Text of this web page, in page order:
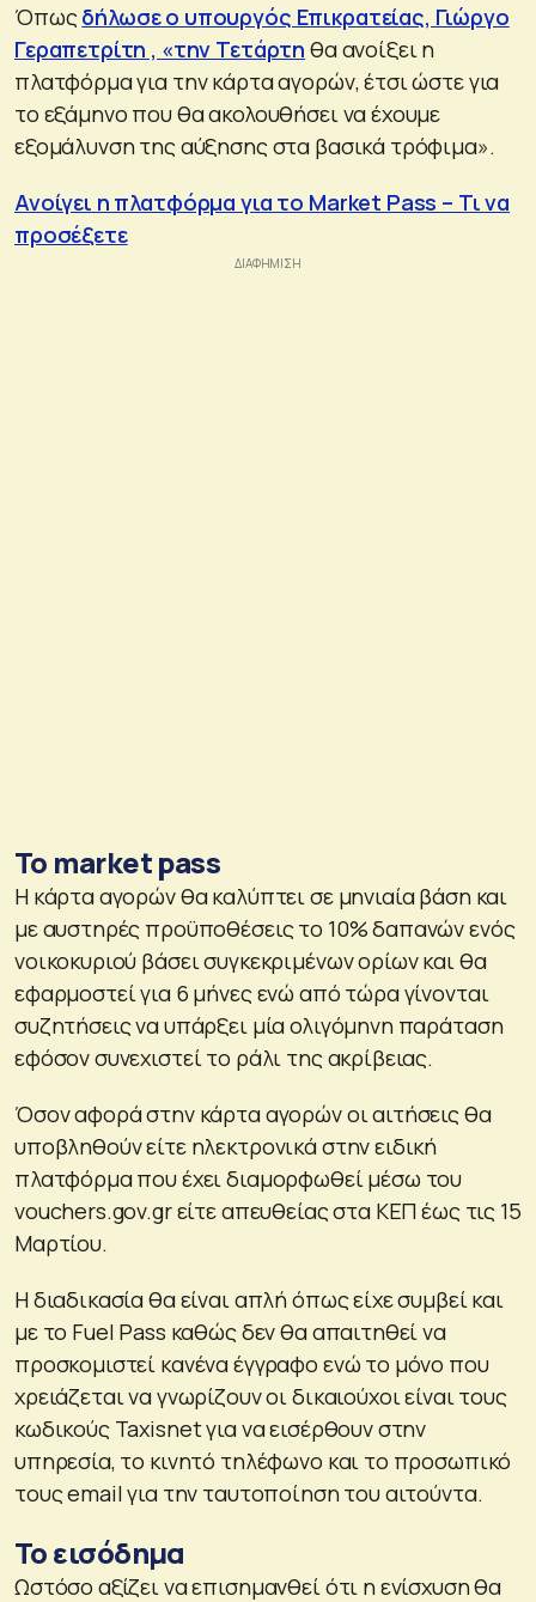
Όπωςδήλωσε ο υπουργός Επικρατείας, Γιώργο
Γεραπετρίτη , «την Τετάρτη θα ανοίξει η
πλατφόρμα για την κάρτα αγορών, έτσι ώστε για
το εξάμηνο που θα ακολουθήσει να έχουμε
εξομάλυνση της αύξησης στα βασικά τρόφιμα».
Ανοίγει η πλατφόρμα για το Market Pass – Τι να
προσέξετε
Το market pass
Η κάρτα αγορών θα καλύπτει σε μηνιαία βάση και
με αυστηρές προϋποθέσεις το 10% δαπανών ενός
νοικοκυριού βάσει συγκεκριμένων ορίων και θα
εφαρμοστεί για 6 μήνες ενώ από τώρα γίνονται
συζητήσεις να υπάρξει μία ολιγόμηνη παράταση
εφόσον συνεχιστεί το ράλι της ακρίβειας.
Όσον αφορά στην κάρτα αγορών οι αιτήσεις θα
υποβληθούν είτε ηλεκτρονικά στην ειδική
πλατφόρμα που έχει διαμορφωθεί μέσω του
vouchers.gov.gr είτε απευθείας στα ΚΕΠ έως τις 15
Μαρτίου.
Η διαδικασία θα είναι απλή όπως είχε συμβεί και
με το Fuel Pass καθώς δεν θα απαιτηθεί να
προσκομιστεί κανένα έγγραφο ενώ το μόνο που
χρειάζεται να γνωρίζουν οι δικαιούχοι είναι τους
κωδικούς Taxisnet για να εισέρθουν στην
υπηρεσία, το κινητό τηλέφωνο και το προσωπικό
τους email για την ταυτοποίηση του αιτούντα.
Το εισόδημα
Ωστόσο αξίζει να επισημανθεί ότι η ενίσχυση θα